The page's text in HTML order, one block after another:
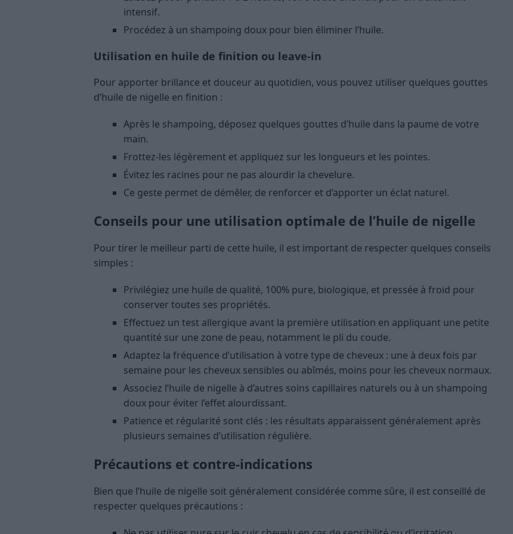
intensif.
Procédez à un shampoing doux pour bien éliminer l’huile.
Utilisation en huile de finition ou leave-in
Pour apporter brillance et douceur au quotidien, vous pouvez utiliser quelques gouttes
d’huile de nigelle en finition :
Après le shampoing, déposez quelques gouttes d’huile dans la paume de votre
main.
Frottez-les légèrement et appliquez sur les longueurs et les pointes.
Évitez les racines pour ne pas alourdir la chevelure.
Ce geste permet de démêler, de renforcer et d’apporter un éclat naturel.
Conseils pour une utilisation optimale de l’huile de nigelle
Pour tirer le meilleur parti de cette huile, il est important de respecter quelques conseils
simples :
Privilégiez une huile de qualité, 100% pure, biologique, et pressée à froid pour
conserver toutes ses propriétés.
Effectuez un test allergique avant la première utilisation en appliquant une petite
quantité sur une zone de peau, notamment le pli du coude.
Adaptez la fréquence d’utilisation à votre type de cheveux : une à deux fois par
semaine pour les cheveux sensibles ou abîmés, moins pour les cheveux normaux.
Associez l’huile de nigelle à d’autres soins capillaires naturels ou à un shampoing
doux pour éviter l’effet alourdissant.
Patience et régularité sont clés : les résultats apparaissent généralement après
plusieurs semaines d’utilisation régulière.
Précautions et contre-indications
Bien que l’huile de nigelle soit généralement considérée comme sûre, il est conseillé de
respecter quelques précautions :